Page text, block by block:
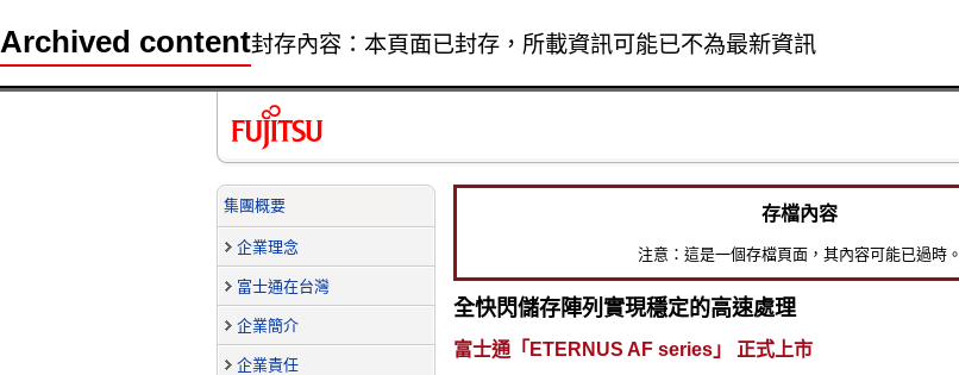
Archived content封存內容：本頁面已封存，所載資訊可能已不為最新資訊
集團概要
企業理念
富士通在台灣
企業簡介
企業責任
存檔內容
注意：這是一個存檔頁面，其內容可能已過時。
全快閃儲存陣列實現穩定的高速處理
富士通「ETERNUS AF series」 正式上市